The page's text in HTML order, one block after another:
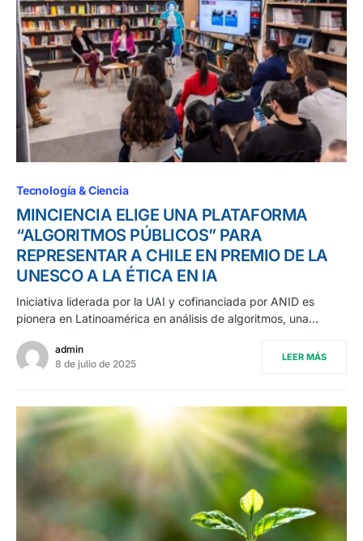
Tecnología & Ciencia
MINCIENCIA ELIGE UNA PLATAFORMA
“ALGORITMOS PÚBLICOS” PARA
REPRESENTAR A CHILE EN PREMIO DE LA
UNESCO A LA ÉTICA EN IA
Iniciativa liderada por la UAI y cofinanciada por ANID es
pionera en Latinoamérica en análisis de algoritmos, una…
admin
8 de julio de 2025
LEER MÁS